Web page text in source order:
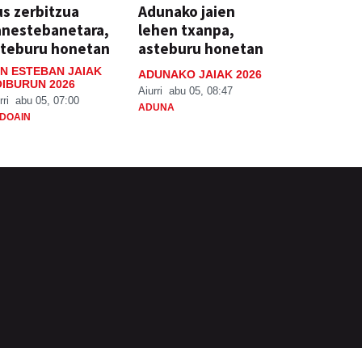
zerbitzua
honetan
ESTEBAN JAIAK
2026
abu 05, 07:00
Adunako jaien
lehen txanpa,
asteburu honetan
ADUNAKO JAIAK 2026
Aiurri abu 05, 08:47
ADUNA